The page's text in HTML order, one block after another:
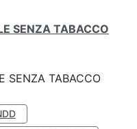
SENZA TABACCO
SENZA TABACCO